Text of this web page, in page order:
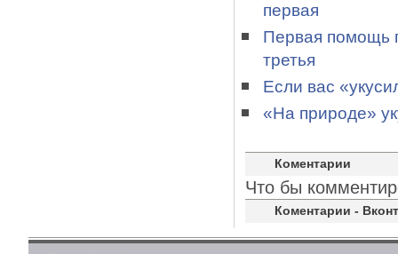
первая
Первая помощь
третья
Если вас
«На природе»
Коментарии
Что бы
Коментарии -